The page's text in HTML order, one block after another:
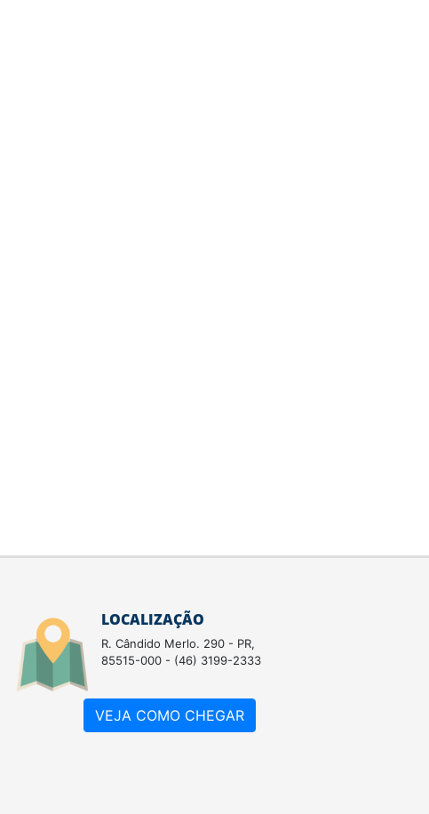
LOCALIZAÇÃO
R. Cândido Merlo. 290 - PR,
85515-000 - (46) 3199-2333
VEJA COMO CHEGAR